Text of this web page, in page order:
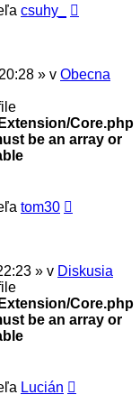
csuhy_
» v Obecna
Core.php
be an array or
tom30
» v Diskusia
Core.php
be an array or
Lucián